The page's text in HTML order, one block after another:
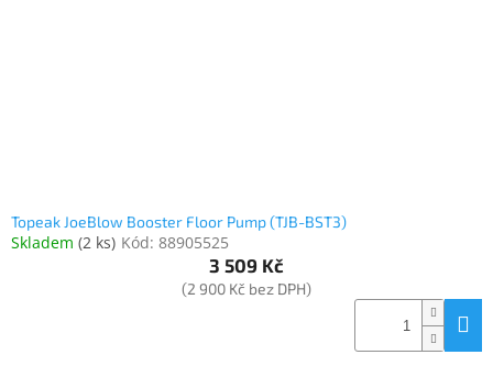
Topeak JoeBlow Booster Floor Pump (TJB-BST3)
Skladem (2 ks) Kód: 88905525
3 509 Kč
(2 900 Kč bez DPH)